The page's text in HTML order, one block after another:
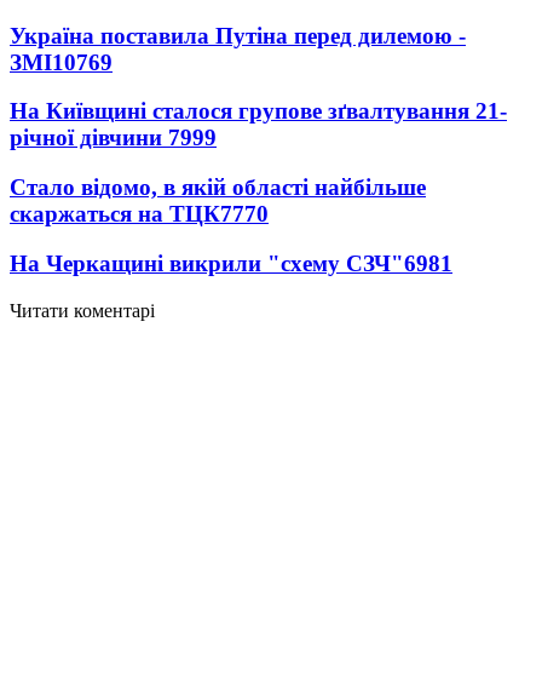
Україна поставила Путіна перед дилемою -
ЗМІ10769
На Київщині сталося групове зґвалтування 21-
річної дівчини 7999
Стало відомо, в якій області найбільше
скаржаться на ТЦК7770
На Черкащині викрили "схему СЗЧ"6981
Читати коментарі